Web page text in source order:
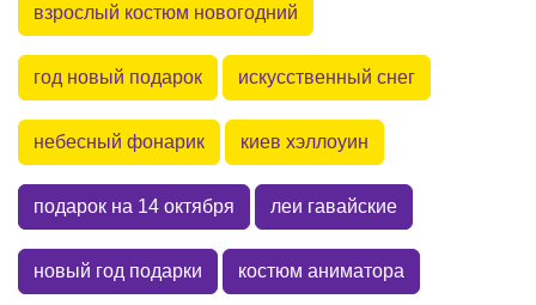
взрослый костюм новогодний
год новый подарок искусственный снег
небесный фонарик киев хэллоуин
подарок на 14 октября леи гавайские
новый год подарки костюм аниматора